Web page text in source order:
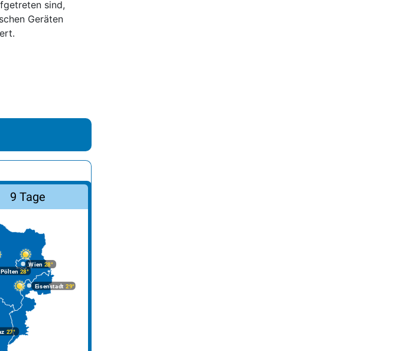
sind,
Geräten
9 Tage
27°
Wien 28°
Eisenstadt 29°
28°